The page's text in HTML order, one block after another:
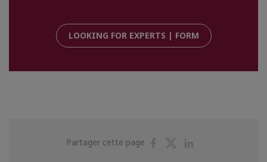
LOOKING FOR EXPERTS | FORM
Partager cette page
PartagerPartager